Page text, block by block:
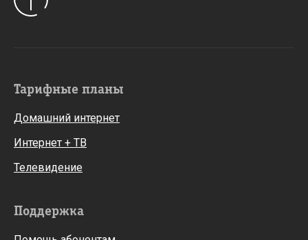
Тарифные планы
Домашний интернет
Интернет + ТВ
Телевидение
Поддержка